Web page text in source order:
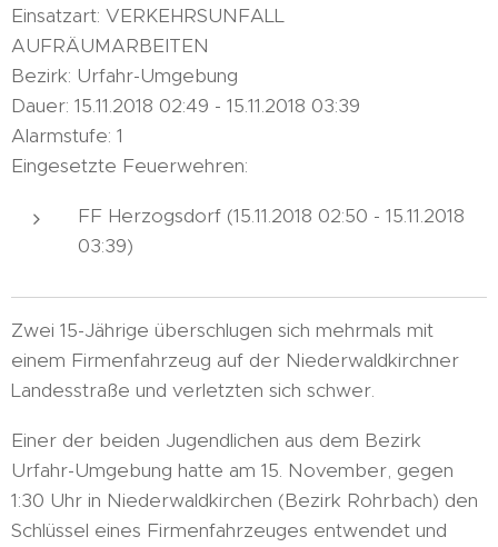
Einsatzart: VERKEHRSUNFALL
AUFRÄUMARBEITEN
Bezirk: Urfahr-Umgebung
Dauer: 15.11.2018 02:49 - 15.11.2018 03:39
Alarmstufe: 1
Eingesetzte Feuerwehren:
FF Herzogsdorf (15.11.2018 02:50 - 15.11.2018
03:39)
Zwei 15-Jährige überschlugen sich mehrmals mit
einem Firmenfahrzeug auf der Niederwaldkirchner
Landesstraße und verletzten sich schwer.
Einer der beiden Jugendlichen aus dem Bezirk
Urfahr-Umgebung hatte am 15. November, gegen
1:30 Uhr in Niederwaldkirchen (Bezirk Rohrbach) den
Schlüssel eines Firmenfahrzeuges entwendet und